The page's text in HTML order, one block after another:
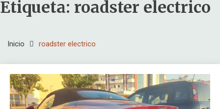
Etiqueta: roadster electrico
Inicio roadster electrico